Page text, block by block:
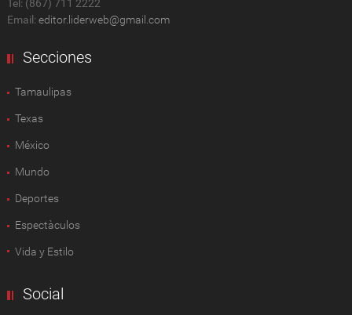
Tel: (867) 711 2222
Email: editor.liderweb@gmail.com
Secciones
Tamaulipas
Texas
México
Mundo
Deportes
Espectàculos
Vida y Estilo
Social